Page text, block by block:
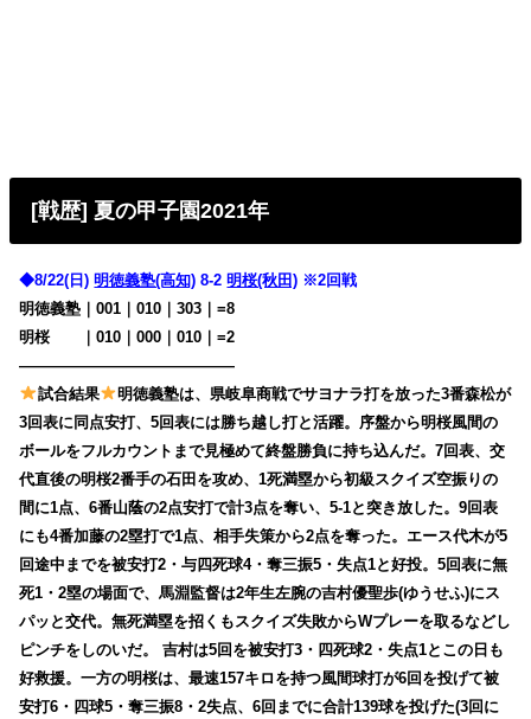
[戦歴] 夏の甲子園2021年
◆8/22(日)明徳義塾(高知) 8-2明桜(秋田) ※2回戦
明徳義塾｜001｜010｜303｜=8
明桜・・
｜010｜000｜010｜=2
——————————————
試合結果
明徳義塾は、県岐阜商戦でサヨナラ打を放った3番森松が
3回表に同点安打、5回表には勝ち越し打と活躍。序盤から明桜風間の
ボールをフルカウントまで見極めて終盤勝負に持ち込んだ。7回表、交
代直後の明桜2番手の石田を攻め、1死満塁から初級スクイズ空振りの
間に1点、6番山蔭の2点安打で計3点を奪い、5-1と突き放した。9回表
にも4番加藤の2塁打で1点、相手失策から2点を奪った。エース代木が5
回途中までを被安打2・与四死球4・奪三振5・失点1と好投。5回表に無
死1・2塁の場面で、馬淵監督は2年生左腕の吉村優聖歩(ゆうせふ)にス
パッと交代。無死満塁を招くもスクイズ失敗からWプレーを取るなどし
ピンチをしのいだ。 吉村は5回を被安打3・四死球2・失点1とこの日も
好救援。一方の明桜は、最速157キロを持つ風間球打が6回を投げて被
安打6・四球5・奪三振8・2失点、6回までに合計139球を投げた(3回に